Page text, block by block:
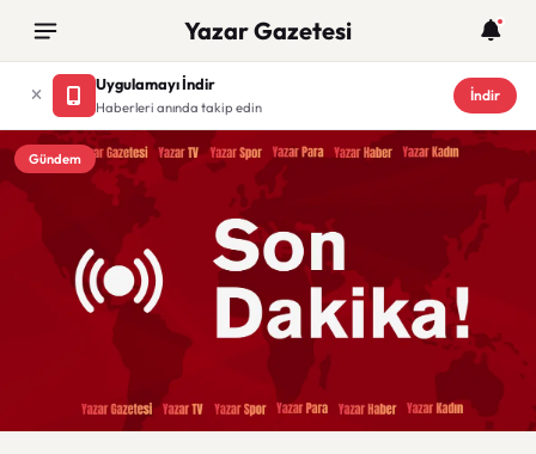
Yazar Gazetesi
Uygulamayı İndir
Haberleri anında takip edin
İndir
Gündem